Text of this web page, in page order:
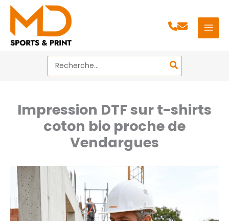
Aller
contenu
Search
for:
Impression DTF sur t-shirts
coton bio proche de
Vendargues